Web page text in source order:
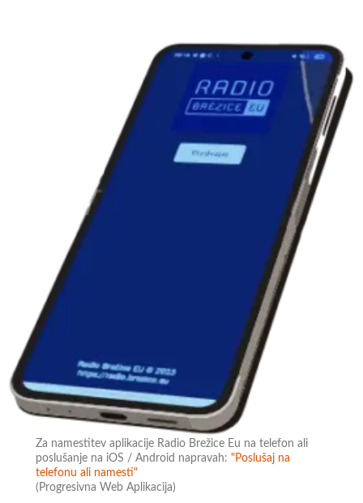
Za namestitev aplikacije Radio Brežice Eu na telefon ali
poslušanje na iOS / Android napravah:"Poslušaj na
telefonu ali namesti"
(Progresivna Web Aplikacija)